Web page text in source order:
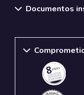
Documentos